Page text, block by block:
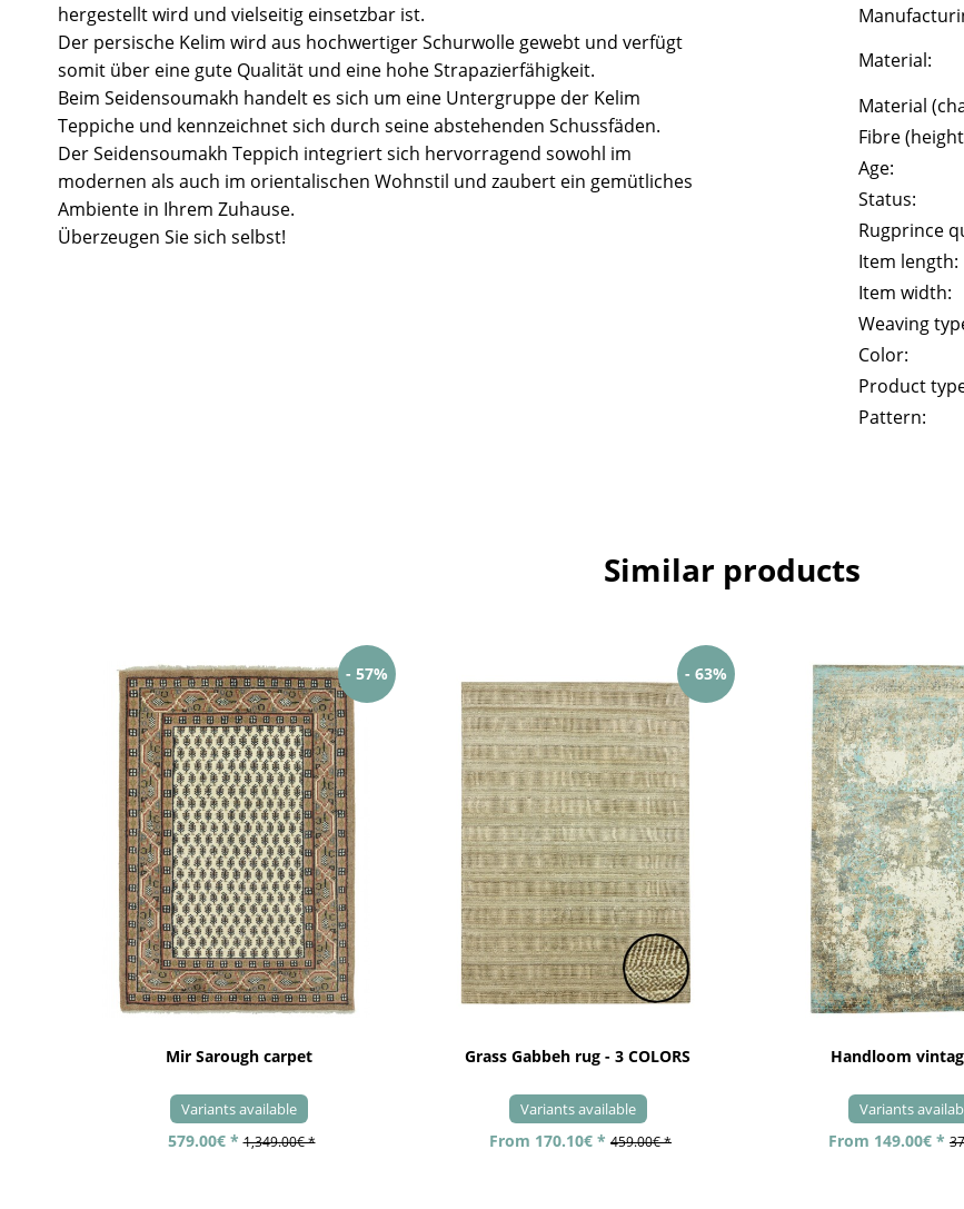
hergestellt wird und vielseitig einsetzbar ist.
Der persische Kelim wird aus hochwertiger Schurwolle gewebt und verfügt
somit über eine gute Qualität und eine hohe Strapazierfähigkeit.
Beim Seidensoumakh handelt es sich um eine Untergruppe der Kelim
Teppiche und kennzeichnet sich durch seine abstehenden Schussfäden.
Der Seidensoumakh Teppich integriert sich hervorragend sowohl im
modernen als auch im orientalischen Wohnstil und zaubert ein gemütliches
Ambiente in Ihrem Zuhause.
Überzeugen Sie sich selbst!
Material:
Material
Fibre
Age:
Status:
Rugprince
Item length:
Item width:
Weaving
Color:
Product
Pattern:
Similar products
- 57%
Mir Sarough carpet
Variants available
579.00€ * 1,349.00€ *
- 63%
Grass Gabbeh rug - 3 COLORS
Variants available
From 170.10€ * 459.00€ *
Handloom
Variants
From 149.00€ *